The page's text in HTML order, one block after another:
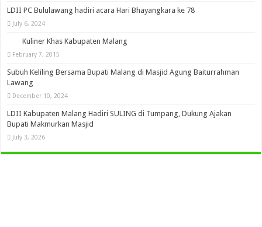
LDII PC Bululawang hadiri acara Hari Bhayangkara ke 78
July 6, 2024
Kuliner Khas Kabupaten Malang
February 7, 2015
Subuh Keliling Bersama Bupati Malang di Masjid Agung Baiturrahman
Lawang
December 10, 2024
LDII Kabupaten Malang Hadiri SULING di Tumpang, Dukung Ajakan
Bupati Makmurkan Masjid
July 3, 2026